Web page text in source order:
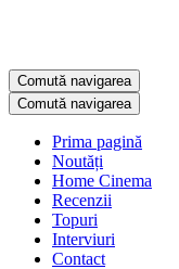
Comută navigarea
Comută navigarea
Prima pagină
Noutăți
Home Cinema
Recenzii
Topuri
Interviuri
Contact